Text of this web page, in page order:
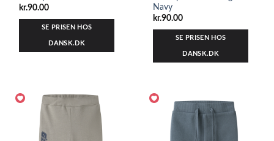
kr.90.00
SE PRISEN HOS
DANSK.DK
Navy
kr.90.00
SE PRISEN HOS
DANSK.DK